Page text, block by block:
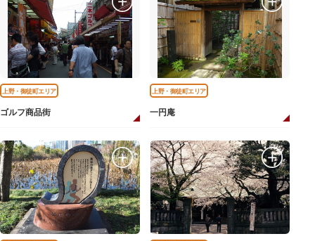
上野・御徒町エリア
ゴルフ商品街
上野・御徒町エリア
一円庵